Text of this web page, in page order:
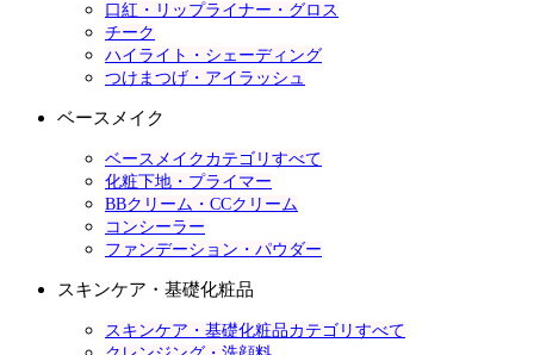
口紅・リップライナー・グロス
チーク
ハイライト・シェーディング
つけまつげ・アイラッシュ
ベースメイク
ベースメイクカテゴリすべて
化粧下地・プライマー
BBクリーム・CCクリーム
コンシーラー
ファンデーション・パウダー
スキンケア・基礎化粧品
スキンケア・基礎化粧品カテゴリすべて